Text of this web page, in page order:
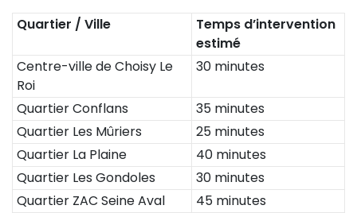
Quartier / Ville
Temps d’intervention
estimé
Centre-ville de Choisy Le
Roi
30 minutes
Quartier Conflans
35 minutes
Quartier Les Mûriers
25 minutes
Quartier La Plaine
40 minutes
Quartier Les Gondoles
30 minutes
Quartier ZAC Seine Aval
45 minutes